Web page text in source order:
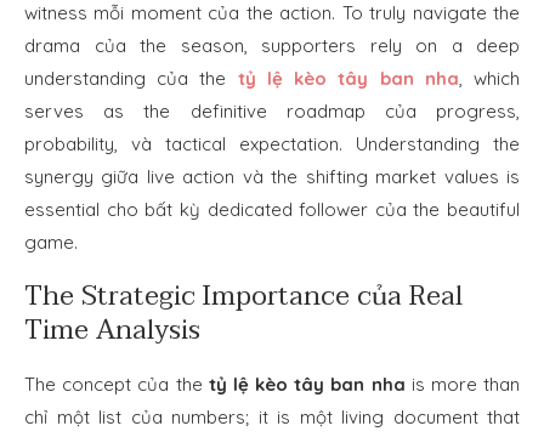
witness mỗi moment của the action. To truly navigate the
drama của the season, supporters rely on a deep
understanding của the tỷ lệ kèo tây ban nha, which
serves as the definitive roadmap của progress,
probability, và tactical expectation. Understanding the
synergy giữa live action và the shifting market values is
essential cho bất kỳ dedicated follower của the beautiful
game.
The Strategic Importance của Real
Time Analysis
The concept của the tỷ lệ kèo tây ban nha is more than
chỉ một list của numbers; it is một living document that